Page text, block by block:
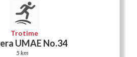
Trotime
UMAE No.34
5 km